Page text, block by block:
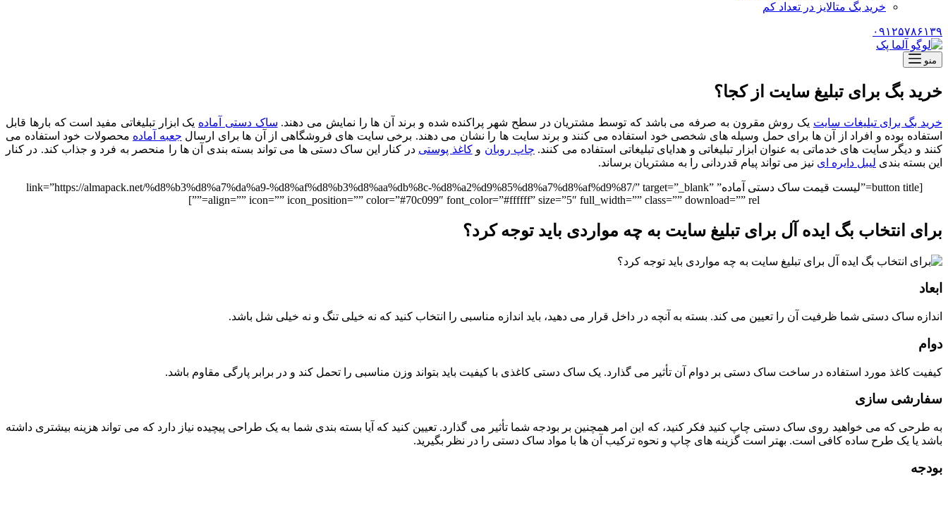
خرید بگ متالایز در تعداد کم
۰۹۱۲۵۷۸۶۱۳۹
منو
خرید بگ برای تبلیغ سایت از کجا؟
خرید بگ برای تبلیغات سایت یک روش مقرون به صرفه می باشد که توسط مشتریان در سطح شهر پراکنده شده و برند آن ها را نمایش می دهند. ساک دستی آماده یک ابزار تبلیغاتی مفید است که بارها قابل
استفاده بوده و افراد از آن ها برای حمل وسیله های شخصی خود استفاده می کنند و برند سایت ها را نشان می دهند. برخی سایت های فروشگاهی از آن ها برای ارسال جعبه آماده محصولات خود استفاده می
کنند و دیگر سایت های خدماتی به عنوان ابزار تبلیغاتی و هدایای تبلیغاتی استفاده می کنند. چاپ روبان وکاغذ پوستی در کنار این ساک دستی ها می تواند بسته بندی آن ها را منحصر به فرد و جذاب کند. در کنار
این بسته بندی لیبل دایره ای نیز می تواند پیام قدردانی را به مشتریان برساند.
[button title=”لیست قیمت ساک دستی آماده” link=”https://almapack.net/%d8%b3%d8%a7%da%a9-%d8%af%d8%b3%d8%aa%db%8c-%d8%a2%d9%85%d8%a7%d8%af%d9%87/” target=”_blank”
align=”” icon=”” icon_position=”” color=”#70c099″ font_color=”#ffffff” size=”5″ full_width=”” class=”” download=”” rel=””]
برای انتخاب بگ ایده آل برای تبلیغ سایت به چه مواردی باید توجه کرد؟
ابعاد
اندازه ساک دستی شما ظرفیت آن را تعیین می ‌کند. بسته به آنچه در داخل قرار می ‌دهید، باید اندازه مناسبی را انتخاب کنید که نه خیلی تنگ و نه خیلی شل باشد.
دوام
کیفیت کاغذ مورد استفاده در ساخت ساک دستی بر دوام آن تأثیر می ‌گذارد. یک ساک دستی کاغذی با کیفیت باید بتواند وزن مناسبی را تحمل کند و در برابر پارگی مقاوم باشد.
سفارشی ‌سازی
به طرحی که می ‌خواهید روی ساک دستی چاپ کنید فکر کنید، که این امر همچنین بر بودجه شما تأثیر می ‌گذارد. تعیین کنید که آیا بسته ‌بندی شما به یک طراحی پیچیده نیاز دارد که می ‌تواند هزینه بیشتری داشته
باشد یا یک طرح ساده کافی است. بهتر است گزینه‌ های چاپ و نحوه ترکیب آن‌ ها با مواد ساک دستی را در نظر بگیرید.
بودجه